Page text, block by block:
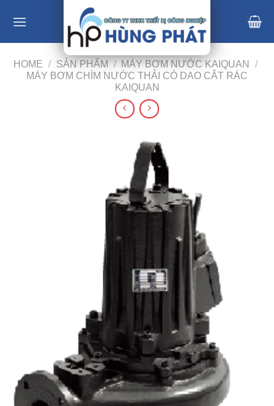
HOME / SẢN PHẨM / MÁY BƠM NƯỚC KAIQUAN
/
MÁY BƠM CHÌM NƯỚC THẢI CÓ DAO CẮT RÁC
KAIQUAN